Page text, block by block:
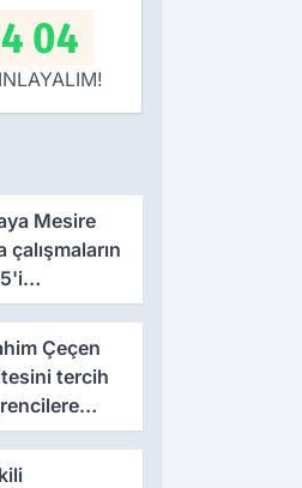
04
Mesire
çalışmaların
Çeçen
tercih